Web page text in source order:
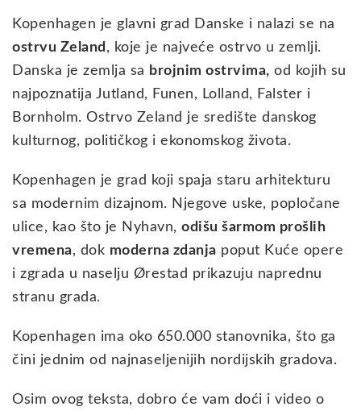
Kopenhagen je glavni grad Danske i nalazi se na
ostrvu Zeland , koje je najveće ostrvo u zemlji.
Danska je zemlja sa brojnim ostrvima, od kojih su
najpoznatija Jutland, Funen, Lolland, Falster i
Bornholm. Ostrvo Zeland je središte danskog
kulturnog, političkog i ekonomskog života.
Kopenhagen je grad koji spaja staru arhitekturu
sa modernim dizajnom. Njegove uske, popločane
ulice, kao što je Nyhavn, odišu šarmom prošlih
vremena, dok moderna zdanja poput Kuće opere
i zgrada u naselju Ørestad prikazuju naprednu
stranu grada.
Kopenhagen ima oko 650.000 stanovnika, što ga
čini jednim od najnaseljenijih nordijskih gradova.
Osim ovog teksta, dobro će vam doći i video o